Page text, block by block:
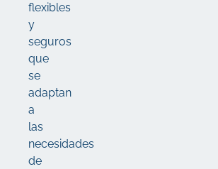
flexibles
y
seguros
que
se
adaptan
a
las
necesidades
de